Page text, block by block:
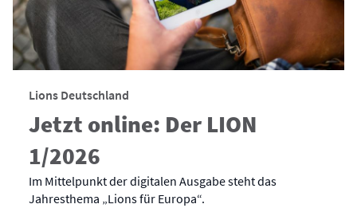
Lions Deutschland
Jetzt online: Der LION
1/2026
Im Mittelpunkt der digitalen Ausgabe steht das
Jahresthema „Lions für Europa“.